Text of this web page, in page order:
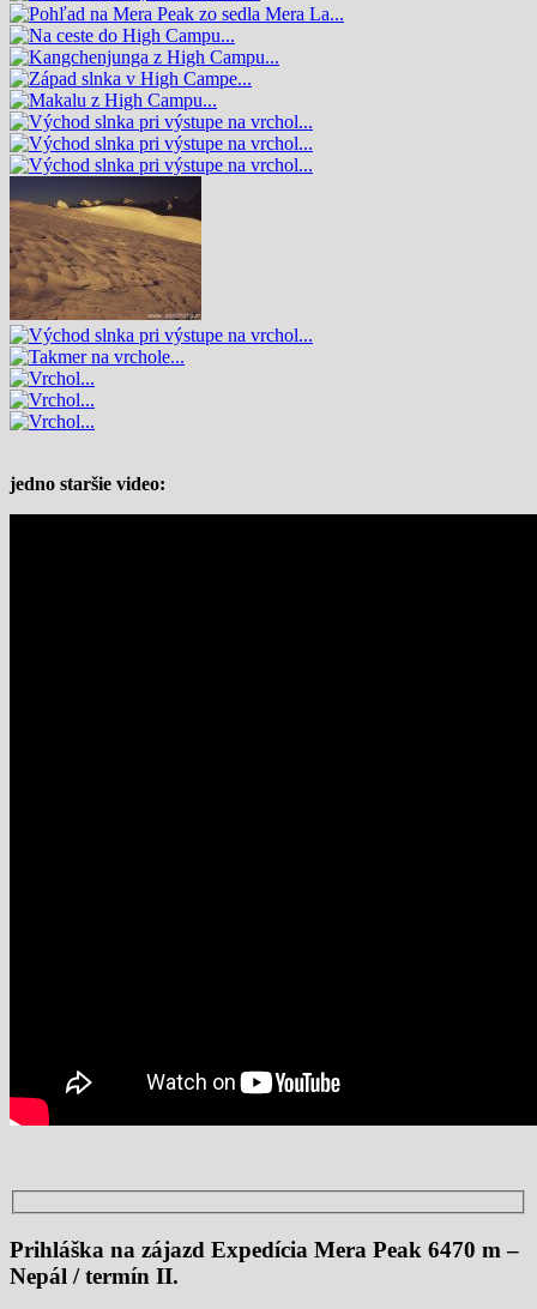
jedno staršie video:
Prihláška na zájazd Expedícia Mera Peak 6470 m –
Nepál / termín II.